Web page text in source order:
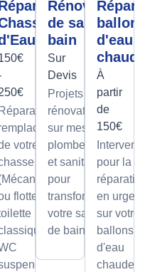
Réparation et
votre
d'eau
flotteur) sur
ou
Rénovation
de salle de
bain
Sur
Devis
Projets de
rénovation
sur mesure
plomberie
et sanitaire
pour
transformer
votre salle
de bain.
ballon
d'eau
À
partir
de
150€
pour la
en
sur votre
ballons
d'eau
chaude,